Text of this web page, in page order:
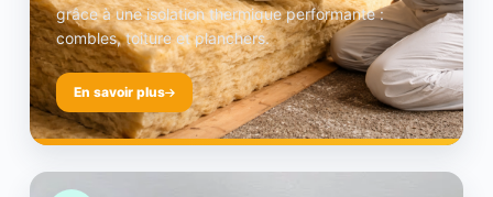
grâce à une isolation thermique performante :
combles, toiture et planchers.
En savoir plus